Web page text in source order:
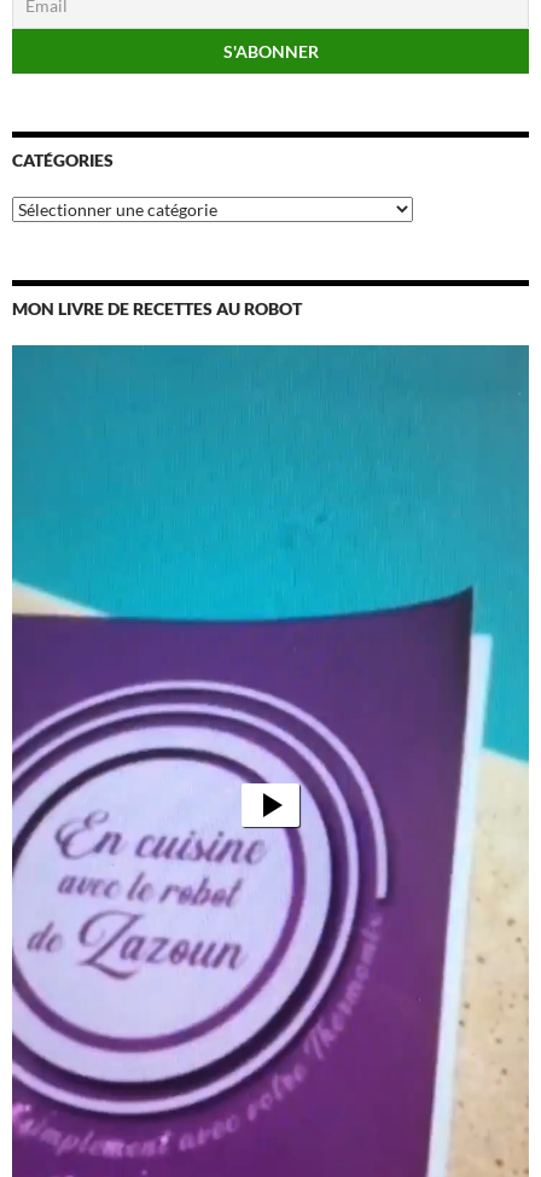
CATÉGORIES
Catégories
MON LIVRE DE RECETTES AU ROBOT